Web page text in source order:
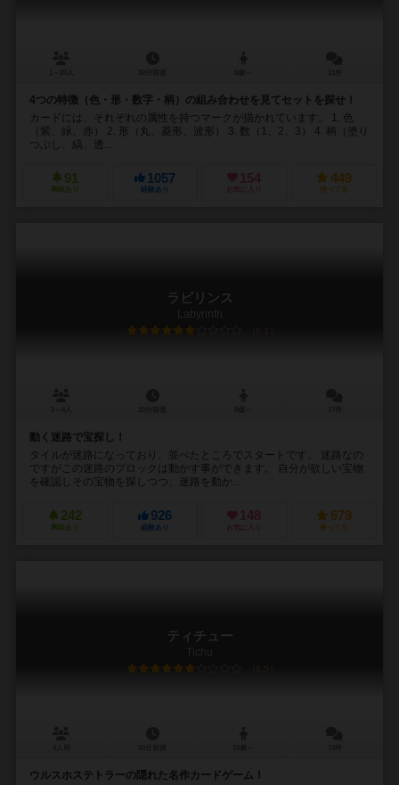
4つの特徴（色・形・数字・柄）の組み合わせを見てセットを探せ！
カードには、それぞれの属性を持つマークが描かれています。 1. 色
（紫、緑、赤） 2. 形（丸、菱形、波形） 3. 数（1、2、3） 4. 柄（塗り
つぶし、縞、透...
91
興味あり
1057
経験あり
154
お気に入り
449
持ってる
ラビリンス
Labyrinth
6.1
動く迷路で宝探し！
タイルが迷路になっており、並べたところでスタートです。 迷路なの
ですがこの迷路のブロックは動かす事ができます。 自分が欲しい宝物
を確認しその宝物を探しつつ、迷路を動か...
242
興味あり
926
経験あり
148
お気に入り
679
持ってる
ティチュー
Tichu
6.5
ウルスホステトラーの隠れた名作カードゲーム！